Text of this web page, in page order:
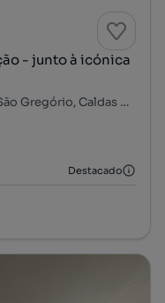
- junto à icónica
Nossa Senhora do Pópulo, Coto e São Gregório, Caldas da Rainha, Leiria
Destacado